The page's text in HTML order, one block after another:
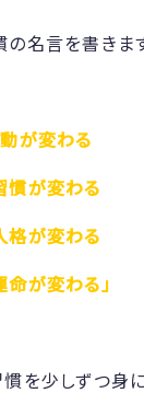
名言を書きま
が変わる
慣が変わる
格が変わる
が変わる」
を少しずつ身